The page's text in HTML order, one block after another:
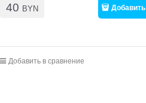
40 BYN Добавить
Добавить в сравнение